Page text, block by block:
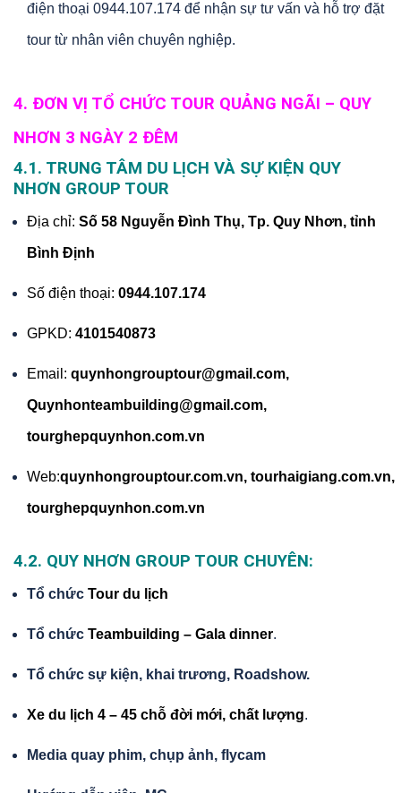
điện thoại 0944.107.174 để nhận sự tư vấn và hỗ trợ đặt
tour từ nhân viên chuyên nghiệp.
4. ĐƠN VỊ TỔ CHỨC TOUR QUẢNG NGÃI – QUY
NHƠN 3 NGÀY 2 ĐÊM
4.1. TRUNG TÂM DU LỊCH VÀ SỰ KIỆN QUY
NHƠN GROUP TOUR
Địa chỉ: Số 58 Nguyễn Đình Thụ, Tp. Quy Nhơn, tỉnh
Bình Định
Số điện thoại: 0944.107.174
GPKD: 4101540873
Email: quynhongrouptour@gmail.com,
Quynhonteambuilding@gmail.com,
tourghepquynhon.com.vn
Web:quynhongrouptour.com.vn, tourhaigiang.com.vn,
tourghepquynhon.com.vn
4.2. QUY NHƠN GROUP TOUR CHUYÊN:
Tổ chức Tour du lịch
Tổ chức Teambuilding – Gala dinner.
Tổ chức sự kiện, khai trương, Roadshow.
Xe du lịch 4 – 45 chỗ đời mới, chất lượng.
Media quay phim, chụp ảnh, flycam